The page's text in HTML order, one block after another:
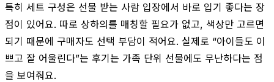
특히 세트 구성은 선물 받는 사람 입장에서 바로 입기 좋다는 장
점이 있어요. 따로 상하의를 매칭할 필요가 없고, 색상만 고르면
되기 때문에 구매자도 선택 부담이 적어요. 실제로 “아이들도 이
쁘고 잘 어울린다”는 후기는 가족 단위 선물에도 무난하다는 점
을 보여줘요.